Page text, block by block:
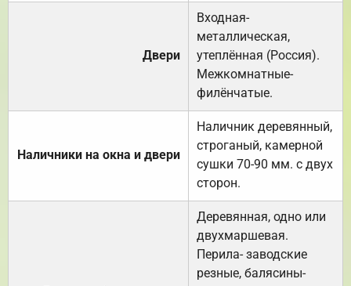
Двери
Входная-
металлическая,
утеплённая (Россия).
Межкомнатные-
филёнчатые.
Наличники на окна и двери
Наличник деревянный,
строганый, камерной
сушки 70-90 мм. с двух
сторон.
Деревянная, одно или
двухмаршевая.
Перила- заводские
резные, балясины-